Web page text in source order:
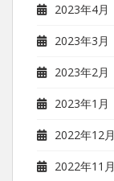
2023年4月
2023年3月
2023年2月
2023年1月
2022年12月
2022年11月